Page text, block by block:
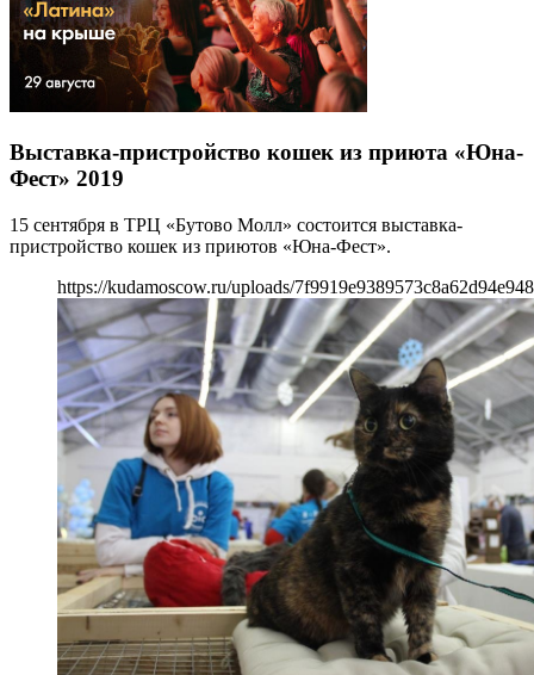
Выставка-пристройство кошек из приюта «Юна-
Фест» 2019
15 сентября в ТРЦ «Бутово Молл» состоится выставка-
пристройство кошек из приютов «Юна-Фест».
https://kudamoscow.ru/uploads/